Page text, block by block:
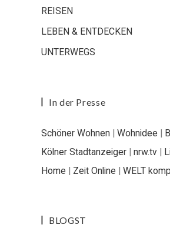
REISEN
LEBEN & ENTDECKEN
UNTERWEGS
In der Presse
Schöner Wohnen | Wohnidee |
Kölner Stadtanzeiger | nrw.tv |
Home | Zeit Online | WELT
BLOGST